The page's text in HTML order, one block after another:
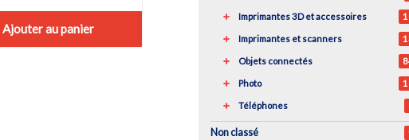
Ajouter au panier
Imprimantes 3D et accessoires
Imprimantes et scanners
Objets connectés
Photo
Téléphones
Non classé